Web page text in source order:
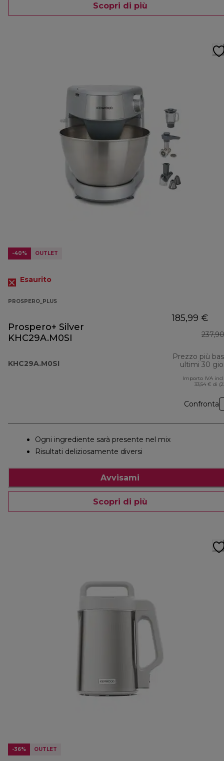
Scopri di più
-40% OUTLET
Esaurito
PROSPERO_PLUS
Prospero+ Silver
KHC29A.M0SI
KHC29A.M0SI
185,99 €
Prezzo più
ultimi 30
Importo IVA
33,54 € di
Confronta
Ogni ingrediente sarà presente nel mix
Risultati deliziosamente diversi
Avvisami
Scopri di più
-36% OUTLET